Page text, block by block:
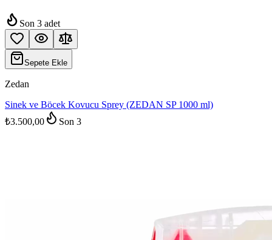
Son 3 adet
Sepete Ekle
Zedan
Sinek ve Böcek Kovucu Sprey (ZEDAN SP 1000 ml)
₺3.500,00
Son 3